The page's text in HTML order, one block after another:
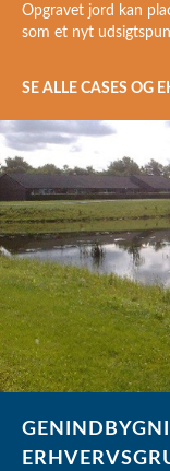
Opgravet jord kan
som et nyt
SE ALLE CASES OG